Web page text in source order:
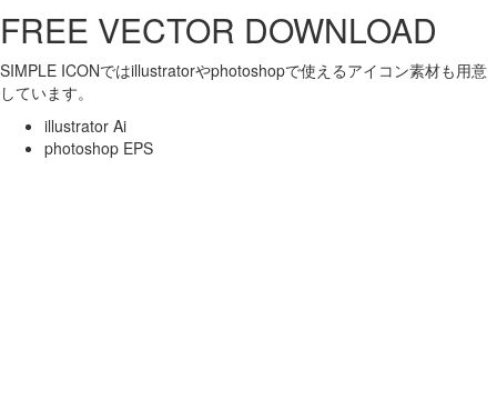
FREE VECTOR DOWNLOAD
SIMPLE ICONではillustratorやphotoshopで使えるアイコン素材も用意
しています。
illustrator Ai
photoshop EPS